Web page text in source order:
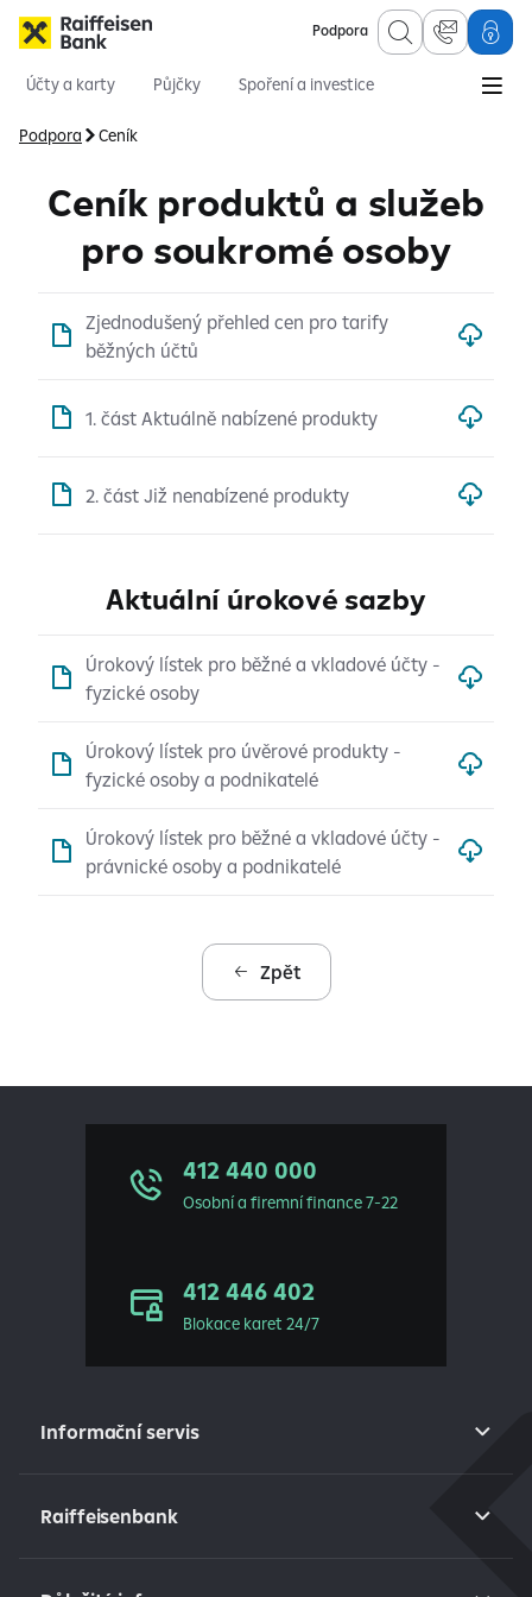
Podpora
Účty a karty Půjčky
Spoření a investice
Podpora
Ceník
Ceník produktů a služeb
pro soukromé osoby
Zjednodušený přehled cen pro tarify
běžných účtů
1. část Aktuálně nabízené produkty
2. část Již nenabízené produkty
Aktuální úrokové sazby
Úrokový lístek pro běžné a vkladové účty -
fyzické osoby
Úrokový lístek pro úvěrové produkty -
fyzické osoby a podnikatelé
Úrokový lístek pro běžné a vkladové účty -
právnické osoby a podnikatelé
 Zpět
412 440 000
Osobní a firemní finance 7-22
412 446 402
Blokace karet 24/7
Informační servis
Raiffeisenbank